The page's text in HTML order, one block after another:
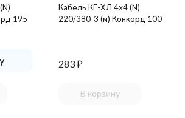
195
Кабель КГ-ХЛ 4х4 (N)
220/380-3 (м) Конкорд 100
283₽
В корзину